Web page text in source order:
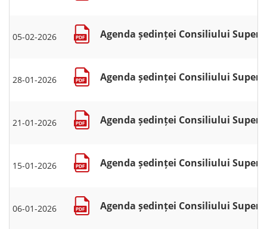
05-02-2026 Agenda ședinței Consiliului
28-01-2026 Agenda ședinței Consiliului
21-01-2026 Agenda ședinței Consiliului
15-01-2026 Agenda ședinței Consiliului
06-01-2026 Agenda ședinței Consiliului